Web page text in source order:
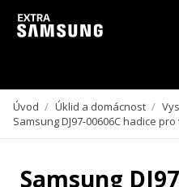
Vzhledem k aktuální situaci se
zpozdit.
Úvod / Úklid a domácnost /
Samsung DJ97-00606C hadice
Samsung